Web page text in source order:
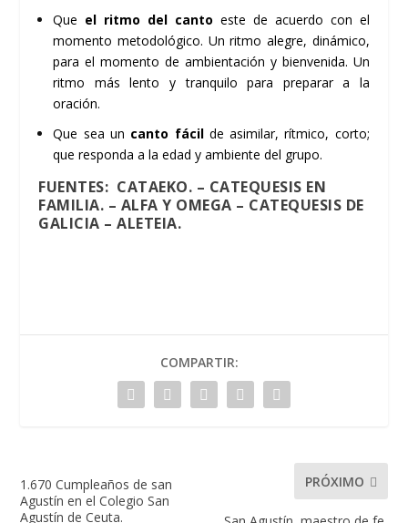
Que el ritmo del canto este de acuerdo con el
momento metodológico. Un ritmo alegre, dinámico,
para el momento de ambientación y bienvenida. Un
ritmo más lento y tranquilo para preparar a la
oración.
Que sea un canto fácil de asimilar, rítmico, corto;
que responda a la edad y ambiente del grupo.
FUENTES: CATAEKO. – CATEQUESIS EN
FAMILIA. – ALFA Y OMEGA – CATEQUESIS DE
GALICIA –ALETEIA.
COMPARTIR:
1.670 Cumpleaños de san
Agustín en el Colegio San
Agustín de Ceuta.
PRÓXIMO